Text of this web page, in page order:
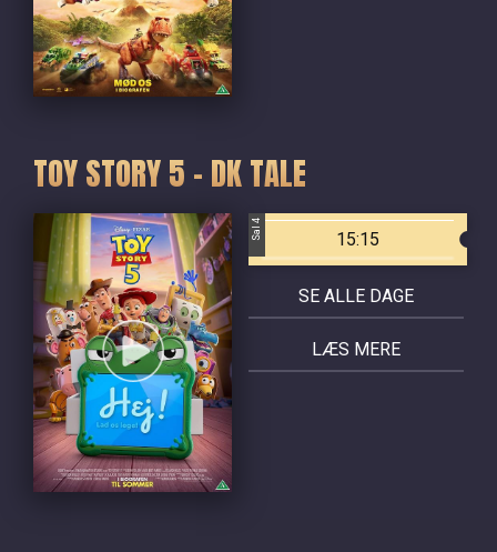
TOY STORY 5 - DK TALE
Sal 4 15:15
SE ALLE DAGE
LÆS MERE